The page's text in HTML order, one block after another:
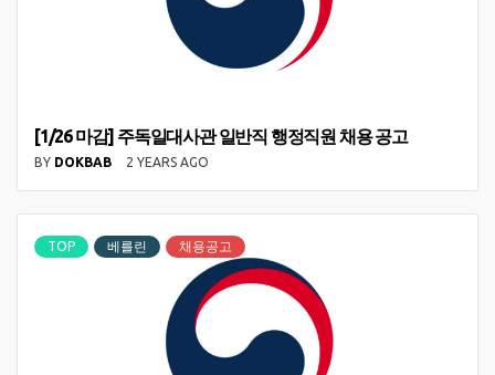
[1/26 마감] 주독일대사관 일반직 행정직원 채용 공고
BY DOKBAB 2 YEARS AGO
TOP 베를린 채용공고